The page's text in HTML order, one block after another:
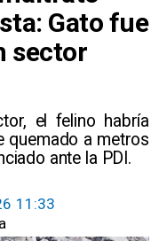
Gato fue
sector
el felino habría
quemado a metros
ante la PDI.
11:33